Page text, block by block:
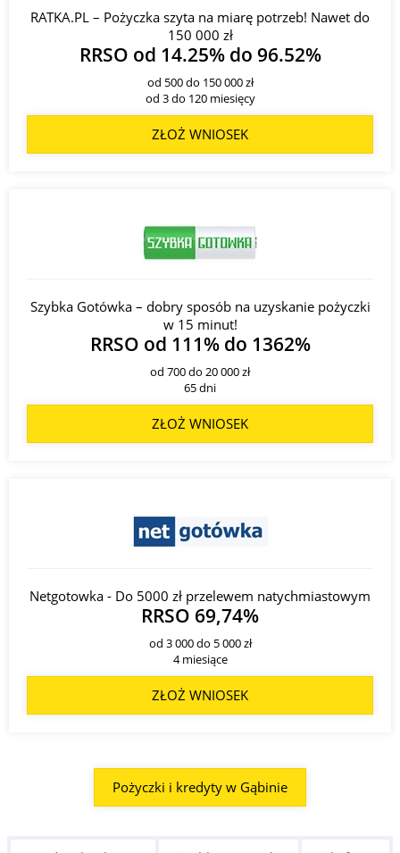
RATKA.PL – Pożyczka szyta na miarę potrzeb! Nawet do
150 000 zł
RRSO od 14.25% do 96.52%
od 500 do 150 000 zł
od 3 do 120 miesięcy
ZŁOŻ WNIOSEK
Szybka Gotówka – dobry sposób na uzyskanie pożyczki
w 15 minut!
RRSO od 111% do 1362%
od 700 do 20 000 zł
65 dni
ZŁOŻ WNIOSEK
Netgotowka - Do 5000 zł przelewem natychmiastowym
RRSO 69,74%
od 3 000 do 5 000 zł
4 miesiące
ZŁOŻ WNIOSEK
Pożyczki i kredyty w Gąbinie